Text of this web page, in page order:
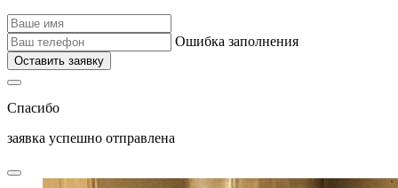
Ошибка заполнения
Оставить заявку
Спасибо
заявка успешно отправлена